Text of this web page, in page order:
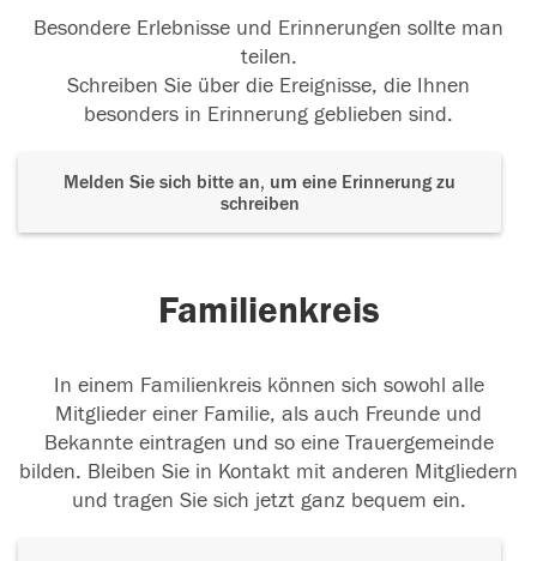
Besondere Erlebnisse und Erinnerungen sollte man
teilen.
Schreiben Sie über die Ereignisse, die Ihnen
besonders in Erinnerung geblieben sind.
Melden Sie sich bitte an, um eine Erinnerung zu
schreiben
Familienkreis
In einem Familienkreis können sich sowohl alle
Mitglieder einer Familie, als auch Freunde und
Bekannte eintragen und so eine Trauergemeinde
bilden. Bleiben Sie in Kontakt mit anderen Mitgliedern
und tragen Sie sich jetzt ganz bequem ein.